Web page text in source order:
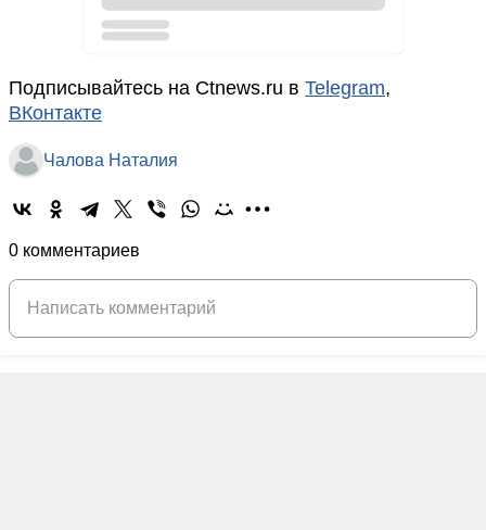
Подписывайтесь на Ctnews.ru в Telegram,
ВКонтакте
Чалова Наталия
0 комментариев